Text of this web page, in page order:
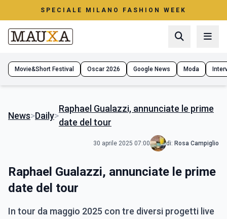
SPECIALE MILANO FASHION WEEK
Movie&Short Festival Oscar 2026 Google News Moda
News>Daily>
Raphael Gualazzi, annunciate le prime
date del tour
30 aprile 2025 07:00 di: Rosa Campiglio
Raphael Gualazzi, annunciate le prime
date del tour
In tour da maggio 2025 con tre diversi progetti live